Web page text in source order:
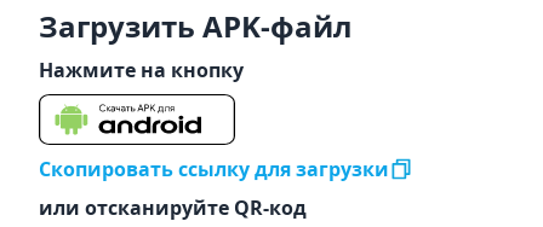
Загрузить APK-файл
Нажмите на кнопку
Скопировать ссылку для загрузки
или отсканируйте QR-код